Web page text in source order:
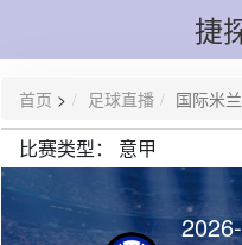
捷
首页 > 足球直播 国际米
比赛类型： 意甲